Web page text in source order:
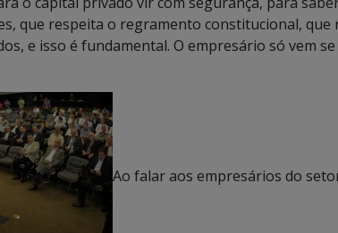
que respeita o regramento constitucional,
e isso é fundamental. O empresário só vem
Ao falar aos empresários do